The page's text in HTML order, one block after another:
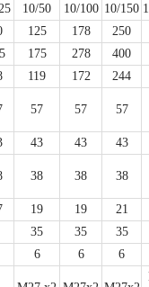
10/50
10/100 10/150
125 178
250
175 278
400
119 172
244
57 57 57
43 43
43
38 38 38
19 19
21
35 35
35
6 6 6